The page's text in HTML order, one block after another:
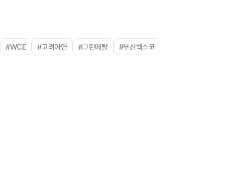
#WCE #고려아연 #그린메탈 #부산벡스코